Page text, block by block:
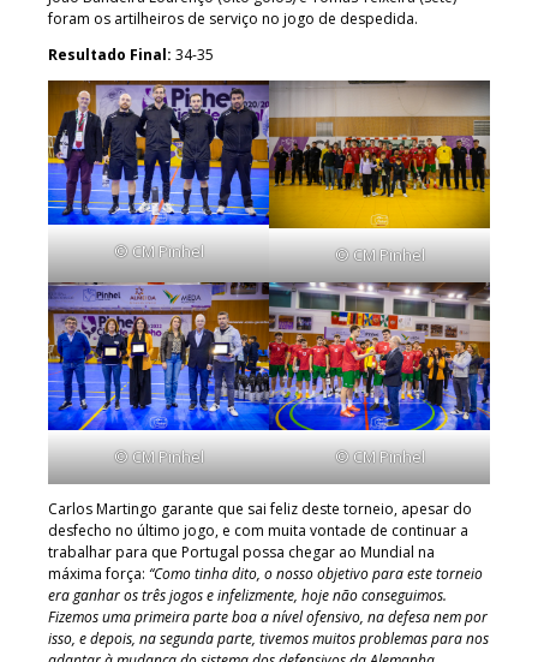
foram os artilheiros de serviço no jogo de despedida.
Resultado Final: 34-35
© CM Pinhel © CM Pinhel
© CM Pinhel © CM Pinhel
Carlos Martingo garante que sai feliz deste torneio, apesar do
desfecho no último jogo, e com muita vontade de continuar a
trabalhar para que Portugal possa chegar ao Mundial na
máxima força: “Como tinha dito, o nosso objetivo para este torneio
era ganhar os três jogos e infelizmente, hoje não conseguimos.
Fizemos uma primeira parte boa a nível ofensivo, na defesa nem por
isso, e depois, na segunda parte, tivemos muitos problemas para nos